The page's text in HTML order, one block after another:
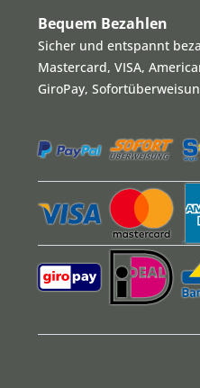
Bequem Bezahlen
Sicher und entspannt
Mastercard, VISA,
GiroPay,